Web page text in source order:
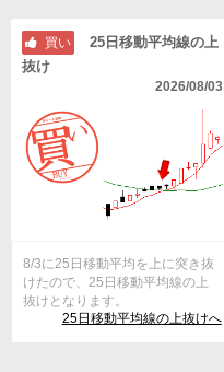
買い
25日移動平均線の上
抜け
2026/08/03
8/3に25日移動平均を上に突き抜
けたので、25日移動平均線の上
抜けとなります。
25日移動平均線の上抜けへ